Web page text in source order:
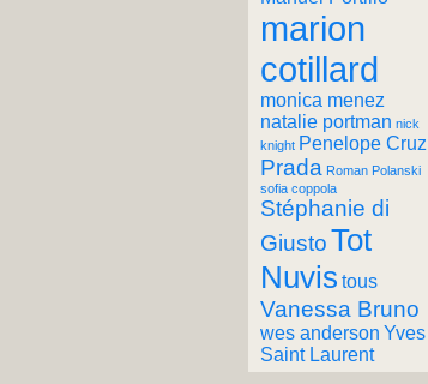
marion
cotillard
monica menez
natalie portman nick
knight Penelope Cruz
Prada Roman Polanski
sofia coppola
Stéphanie di
GiustoTot
Nuvis tous
Vanessa Bruno
wes anderson Yves
Saint Laurent